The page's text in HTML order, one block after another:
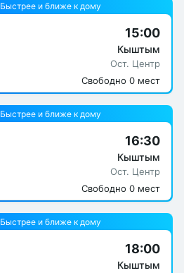
Быстрее и ближе к дому
15:00
Кыштым
Ост. Центр
Свободно 0 мест
Быстрее и ближе к дому
16:30
Кыштым
Ост. Центр
Свободно 0 мест
Быстрее и ближе к дому
18:00
Кыштым